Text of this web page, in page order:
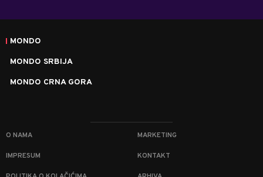
MONDO
MONDO SRBIJA
MONDO CRNA GORA
O NAMA MARKETING
IMPRESUM KONTAKT